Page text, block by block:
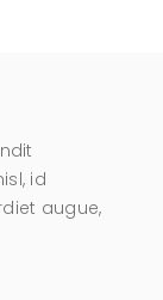
id
augue,